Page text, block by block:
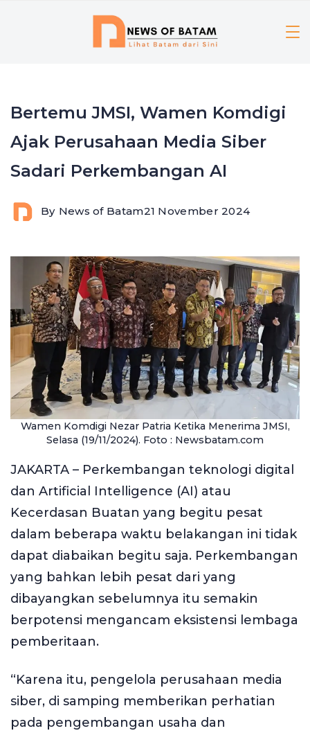
Bertemu JMSI, Wamen Komdigi
Ajak Perusahaan Media Siber
Sadari Perkembangan AI
By News of Batam21 November 2024
Wamen Komdigi Nezar Patria Ketika Menerima JMSI,
Selasa (19/11/2024). Foto : Newsbatam.com
JAKARTA – Perkembangan teknologi digital
dan Artificial Intelligence (AI) atau
Kecerdasan Buatan yang begitu pesat
dalam beberapa waktu belakangan ini tidak
dapat diabaikan begitu saja. Perkembangan
yang bahkan lebih pesat dari yang
dibayangkan sebelumnya itu semakin
berpotensi mengancam eksistensi lembaga
pemberitaan.
“Karena itu, pengelola perusahaan media
siber, di samping memberikan perhatian
pada pengembangan usaha dan